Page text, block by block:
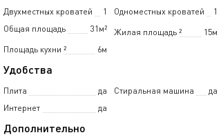
Двухместных кроватей
1 Одноместных кроватей
1
Общая площадь
31м² Жилая площадь 15м
²
Площадь кухни
6м
²
Удобства
Плита да Стиральная машина
да
Интернет
да
Дополнительно